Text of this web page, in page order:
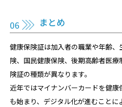
まとめ
健康保険証は加入者の職業や年齢
険、国民健康保険、後期高齢者医
険証の種類が異なります。
近年ではマイナンバーカードを健
も始まり、デジタル化が進むこと